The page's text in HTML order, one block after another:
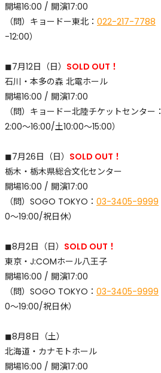
開場16:00 / 開演17:00
（問）キョードー東北： 022-217-7788
-12:00）
◼︎7月12日（日） SOLD OUT！
石川・本多の森 北電ホール
開場16:00 / 開演17:00
（問）キョードー北陸チケットセンター：
2:00～16:00/土10:00～15:00）
◼︎7月26日（日） SOLD OUT！
栃木・栃木県総合文化センター
開場16:00 / 開演17:00
（問）SOGO TOKYO： 03-3405-9999
0〜19:00/祝日休）
◼︎8月2日（日） SOLD OUT！
東京・J:COMホール八王子
開場16:00 / 開演17:00
（問）SOGO TOKYO： 03-3405-9999
0〜19:00/祝日休）
◼︎8月8日（土）
北海道・カナモトホール
開場16:00 / 開演17:00